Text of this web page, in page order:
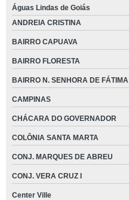
Águas Lindas de Goiás
ANDREIA CRISTINA
BAIRRO CAPUAVA
BAIRRO FLORESTA
BAIRRO N. SENHORA DE FÁTIMA
CAMPINAS
CHÁCARA DO GOVERNADOR
COLÔNIA SANTA MARTA
CONJ. MARQUES DE ABREU
CONJ. VERA CRUZ I
Center Ville